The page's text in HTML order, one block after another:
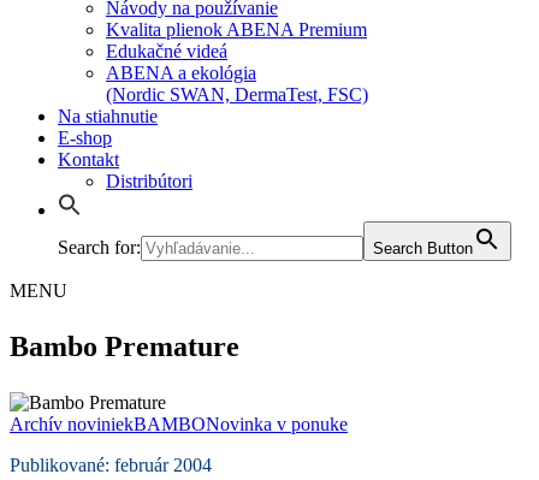
Návody na používanie
Kvalita plienok ABENA Premium
Edukačné videá
ABENA a ekológia
(Nordic SWAN, DermaTest, FSC)
Na stiahnutie
E-shop
Kontakt
Distribútori
Search for: Search Button
MENU
Bambo Premature
Archív noviniekBAMBONovinka v ponuke
Publikované: február 2004